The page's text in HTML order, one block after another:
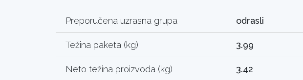
Preporučena uzrasna grupa odrasli
Težina paketa (kg) 3.99
Neto težina proizvoda (kg) 3.42